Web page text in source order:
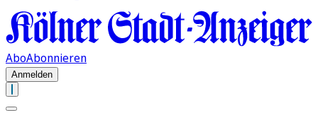
AboAbonnieren
Anmelden